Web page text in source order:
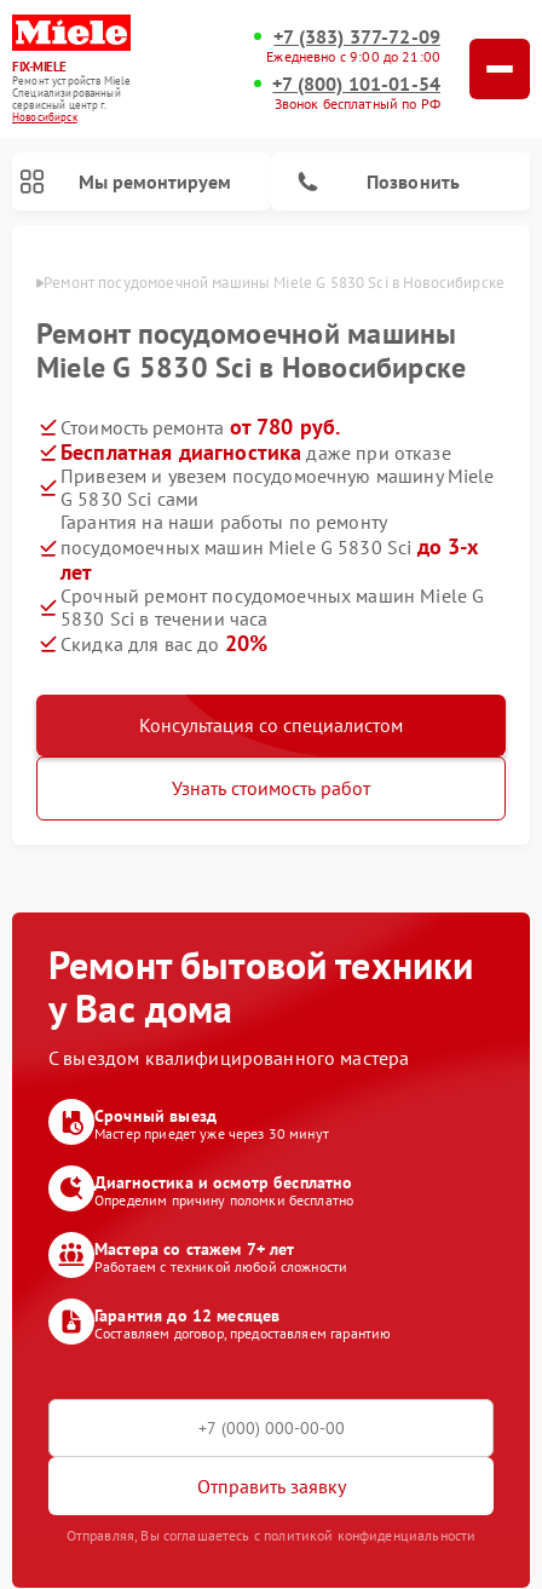
FIX-MIELE
Ремонт устройств Miele
Специализированный
cервисный центр г.
Новосибирск
+7 (383) 377-72-09
Ежедневно с 9:00 до 21:00
+7 (800) 101-01-54
Звонок бесплатный по РФ
Мы ремонтируем Позвонить
Ремонт посудомоечной машины Miele G 5830 Sci в Новосибирске
Ремонт посудомоечной машины
Miele G 5830 Sci в Новосибирске
Стоимость ремонта от 780 руб.
Бесплатная диагностика даже при отказе
Привезем и увезем посудомоечную машину Miele
G 5830 Sci сами
Гарантия на наши работы по ремонту
посудомоечных машин Miele G 5830 Sci до 3-х
лет
Срочный ремонт посудомоечных машин Miele G
5830 Sci в течении часа
Скидка для вас до 20%
Консультация со специалистом
Узнать стоимость работ
Ремонт бытовой техники
у Вас дома
С выездом квалифицированного мастера
Срочный выезд
Мастер приедет уже через 30 минут
Диагностика и осмотр бесплатно
Определим причину поломки бесплатно
Мастера со стажем 7+ лет
Работаем с техникой любой сложности
Гарантия до 12 месяцев
Составляем договор, предоставляем гарантию
Отправить заявку
Отправляя, Вы соглашаетесь с политикой конфиденциальности